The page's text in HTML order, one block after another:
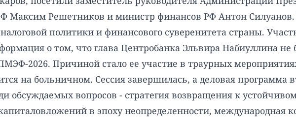
Максим Решетников и министр финансов РФ Антон
политики и финансового суверенитета страны.
о том, что глава Центробанка Эльвира Набиуллина не
2026. Причиной стало ее участие в траурных
на больничном. Сессия завершилась, а деловая программа
вопросов - стратегия возвращения к
в эпоху неопределенности, международная